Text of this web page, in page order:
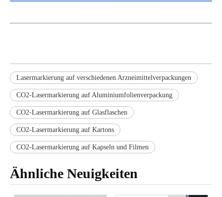
Lasermarkierung auf verschiedenen Arzneimittelverpackungen
CO2-Lasermarkierung auf Aluminiumfolienverpackung
CO2-Lasermarkierung auf Glasflaschen
CO2-Lasermarkierung auf Kartons
CO2-Lasermarkierung auf Kapseln und Filmen
Ähnliche Neuigkeiten